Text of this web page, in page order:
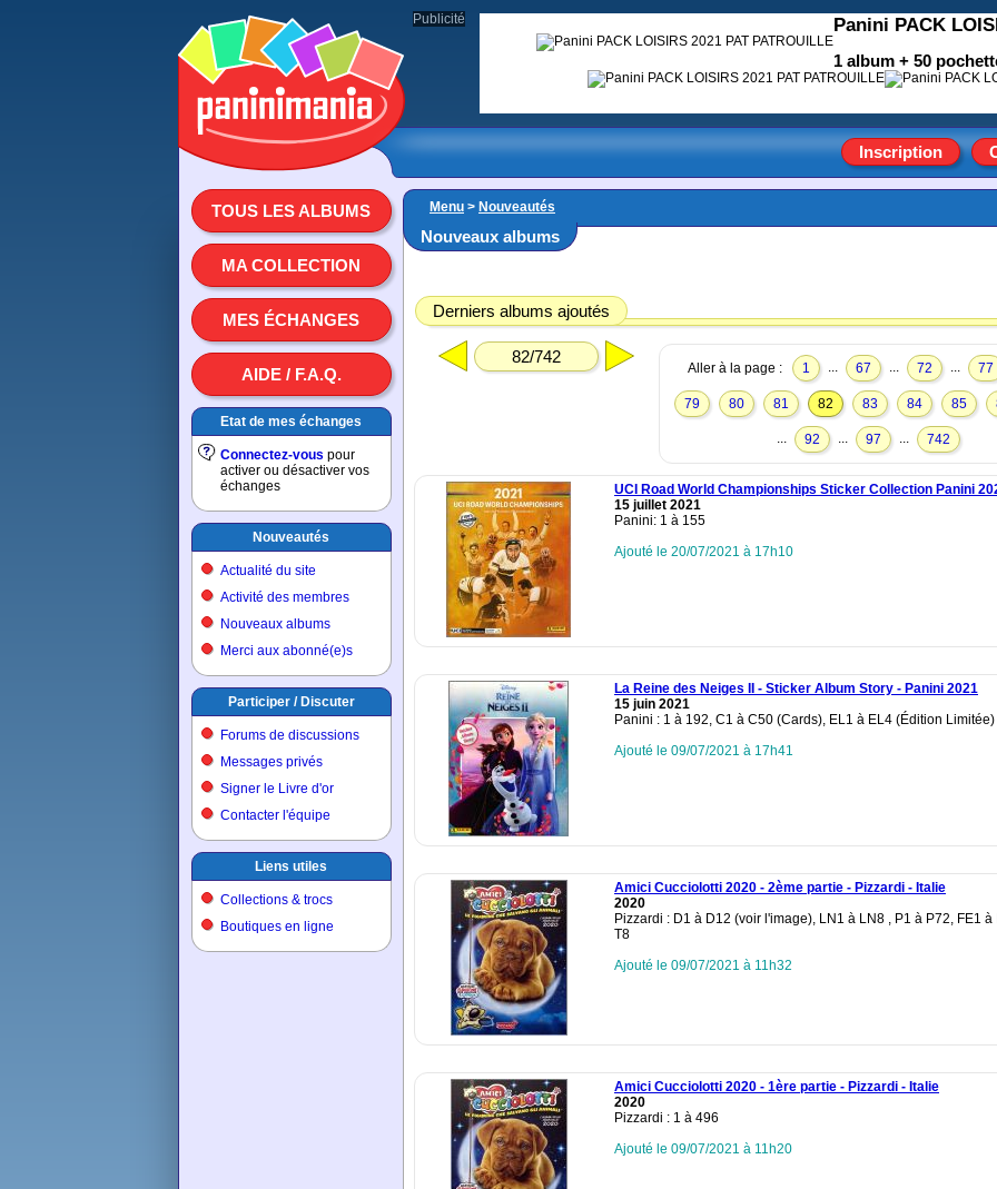
Inscription
TOUS LES ALBUMS
MA COLLECTION
MES ÉCHANGES
AIDE / F.A.Q.
Etat de mes échanges
Connectez-vous pour
activer ou désactiver vos
échanges
Nouveautés
Actualité du site
Activité des membres
Nouveaux albums
Merci aux abonné(e)s
Participer / Discuter
Forums de discussions
Messages privés
Signer le Livre d'or
Contacter l'équipe
Liens utiles
Collections & trocs
Boutiques en ligne
Menu > Nouveautés
Nouveaux albums
Derniers albums ajoutés
82/742
Aller à la page : 1 ... 67 ... 72 ... 77
79 80 81 82 83 84 85
... 92 ... 97 ... 742
UCI Road World Championships Sticker Collection Panini
15 juillet 2021
Panini: 1 à 155
Ajouté le 20/07/2021 à 17h10
La Reine des Neiges II - Sticker Album Story - Panini 2021
15 juin 2021
Panini : 1 à 192, C1 à C50 (Cards), EL1 à EL4 (Édition Limitée)
Ajouté le 09/07/2021 à 17h41
Amici Cucciolotti 2020 - 2ème partie - Pizzardi - Italie
2020
Pizzardi : D1 à D12 (voir l'image), LN1 à LN8 , P1 à P72, FE1 à
T8
Ajouté le 09/07/2021 à 11h32
Amici Cucciolotti 2020 - 1ère partie - Pizzardi - Italie
2020
Pizzardi : 1 à 496
Ajouté le 09/07/2021 à 11h20
Publicité Panini PACK
1 album + 50